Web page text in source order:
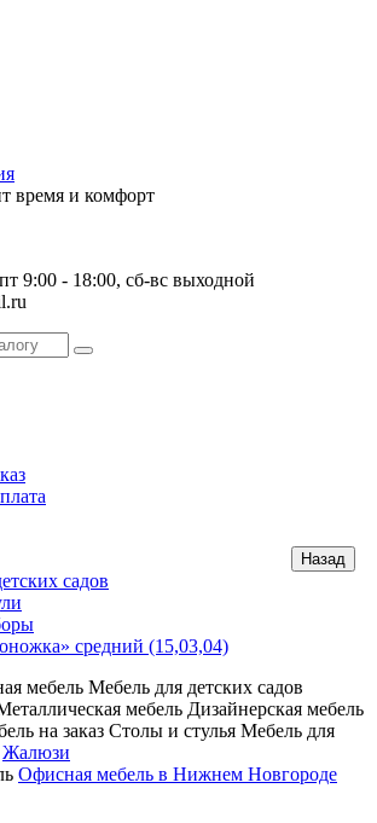
время и комфорт
9:00 - 18:00, сб-вс выходной
садов
средний (15,03,04)
мебель Мебель для детских садов
мебель Дизайнерская мебель
на заказ Столы и стулья Мебель для
Жалюзи
Офисная мебель в Нижнем Новгороде